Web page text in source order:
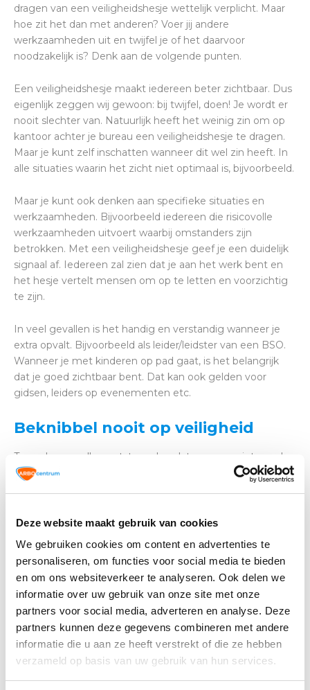
Deze website maakt gebruik van cookies
We gebruiken cookies om content en advertenties te
personaliseren, om functies voor social media te bieden
en om ons websiteverkeer te analyseren. Ook delen we
informatie over uw gebruik van onze site met onze
partners voor social media, adverteren en analyse. Deze
partners kunnen deze gegevens combineren met andere
informatie die u aan ze heeft verstrekt of die ze hebben
verzameld op basis van uw gebruik van hun services.
dragen van een veiligheidshesje wettelijk verplicht. Maar
hoe zit het dan met anderen? Voer jij andere
werkzaamheden uit en twijfel je of het daarvoor
noodzakelijk is? Denk aan de volgende punten.
Een veiligheidshesje maakt iedereen beter zichtbaar. Dus
eigenlijk zeggen wij gewoon: bij twijfel, doen! Je wordt er
nooit slechter van. Natuurlijk heeft het weinig zin om op
kantoor achter je bureau een veiligheidshesje te dragen.
Maar je kunt zelf inschatten wanneer dit wel zin heeft. In
alle situaties waarin het zicht niet optimaal is, bijvoorbeeld.
Maar je kunt ook denken aan specifieke situaties en
werkzaamheden. Bijvoorbeeld iedereen die risicovolle
werkzaamheden uitvoert waarbij omstanders zijn
betrokken. Met een veiligheidshesje geef je een duidelijk
signaal af. Iedereen zal zien dat je aan het werk bent en
het hesje vertelt mensen om op te letten en voorzichtig
te zijn.
In veel gevallen is het handig en verstandig wanneer je
extra opvalt. Bijvoorbeeld als leider/leidster van een BSO.
Wanneer je met kinderen op pad gaat, is het belangrijk
dat je goed zichtbaar bent. Dat kan ook gelden voor
gidsen, leiders op evenementen etc.
Beknibbel nooit op veiligheid
Te veel ongevallen ontstaan doordat mensen niet goed
zichtbaar zijn. Heb jij het gevoel dat een veiligheidshesje
onze webshop.
Altijd op de hoogte blijven van de
laatste nieuwtjes, acties en meer?
Schrijf je in voor onze nieuwsbrief!
Abonneer